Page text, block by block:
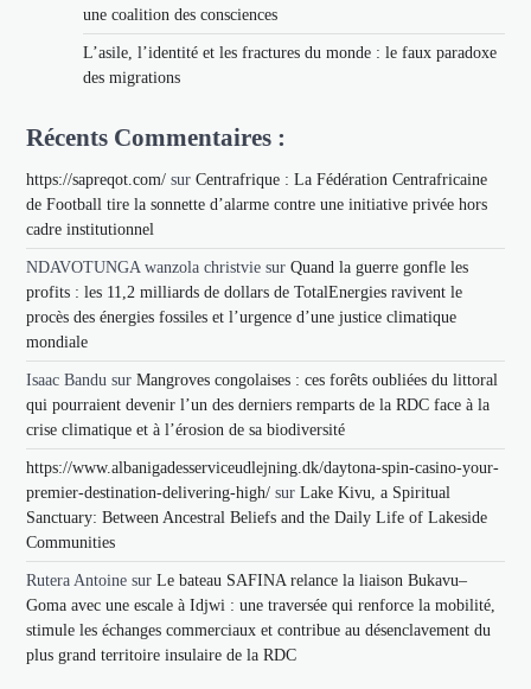
une coalition des consciences
L’asile, l’identité et les fractures du monde : le faux paradoxe
des migrations
Récents Commentaires :
https://sapreqot.com/ surCentrafrique : La Fédération Centrafricaine
de Football tire la sonnette d’alarme contre une initiative privée hors
cadre institutionnel
NDAVOTUNGA wanzola christvie surQuand la guerre gonfle les
profits : les 11,2 milliards de dollars de TotalEnergies ravivent le
procès des énergies fossiles et l’urgence d’une justice climatique
mondiale
Isaac Bandu surMangroves congolaises : ces forêts oubliées du littoral
qui pourraient devenir l’un des derniers remparts de la RDC face à la
crise climatique et à l’érosion de sa biodiversité
https://www.albanigadesserviceudlejning.dk/daytona-spin-casino-your-
premier-destination-delivering-high/ surLake Kivu, a Spiritual
Sanctuary: Between Ancestral Beliefs and the Daily Life of Lakeside
Communities
Rutera Antoine surLe bateau SAFINA relance la liaison Bukavu–
Goma avec une escale à Idjwi : une traversée qui renforce la mobilité,
stimule les échanges commerciaux et contribue au désenclavement du
plus grand territoire insulaire de la RDC